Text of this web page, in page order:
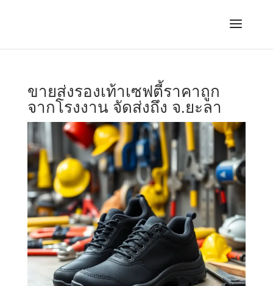
ขายส่งรองเท้าเซฟตี้ราคาถูก
จากโรงงาน จัดส่งถึง จ.ยะลา